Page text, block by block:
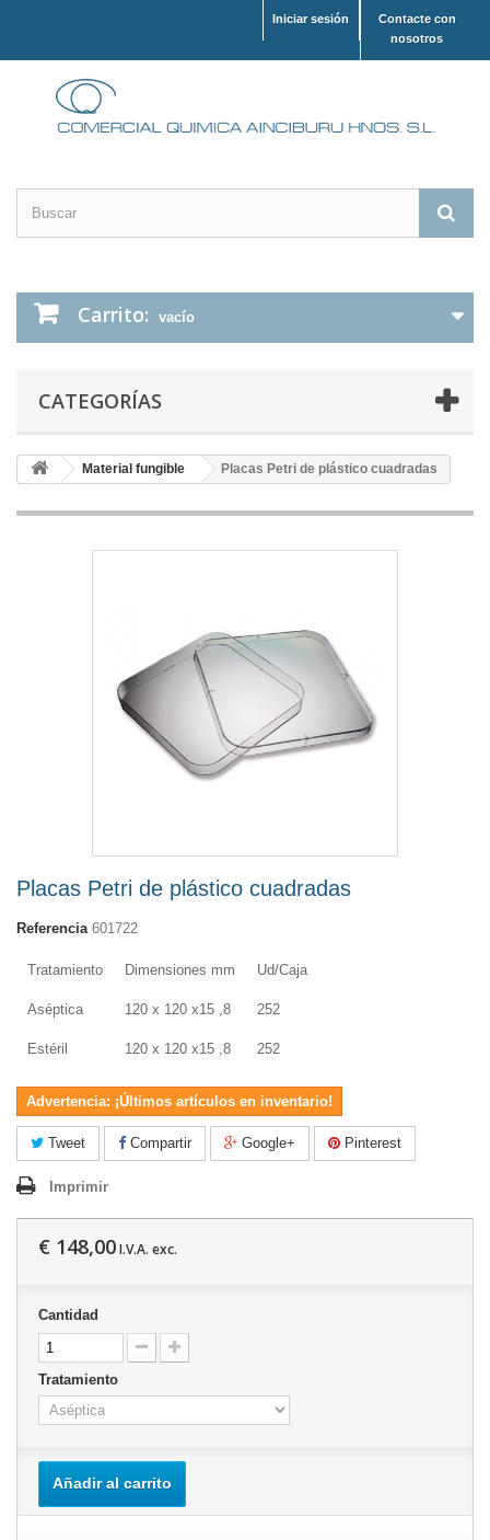
Contacte con
nosotros
Iniciar sesión
Carrito: vacío
CATEGORÍAS
Material fungible Placas Petri de plástico cuadradas
Placas Petri de plástico cuadradas
Referencia 601722
Tratamiento Dimensiones mm Ud/Caja
Aséptica 120 x 120 x15 ,8 252
Estéril 120 x 120 x15 ,8 252
Advertencia: ¡Últimos artículos en inventario!
Tweet Compartir Google+ Pinterest
Imprimir
€ 148,00I.V.A. exc.
Cantidad
Tratamiento
Añadir al carrito